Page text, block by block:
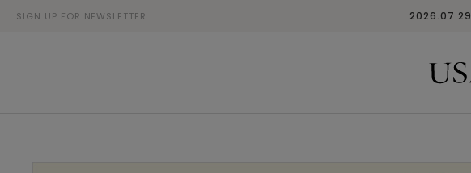
SIGN UP FOR NEWSLETTER 2026.07.29